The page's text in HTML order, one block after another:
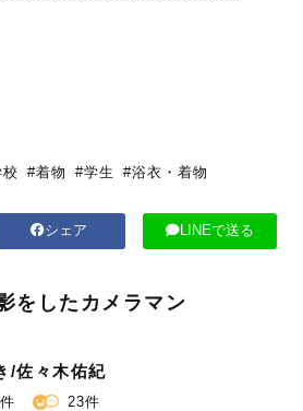
#着物 #学生 #浴衣・着物
シェア LINEで送る
をしたカメラマン
/佐々木佑紀
23件